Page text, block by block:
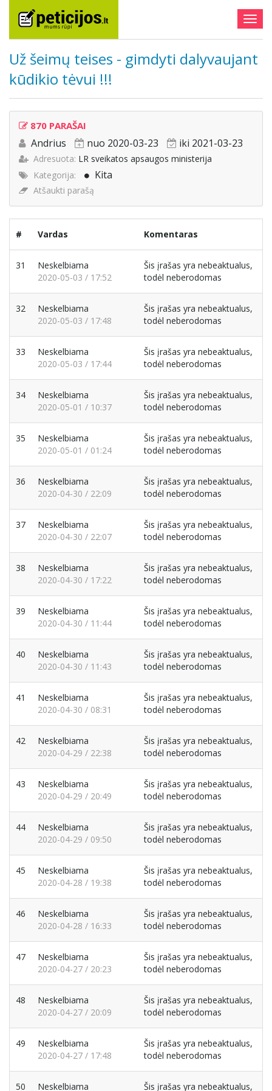
Už šeimų teises - gimdyti dalyvaujant
kūdikio tėvui !!!
870 PARAŠAI
Andrius nuo 2020-03-23 iki 2021-03-23
Adresuota: LR sveikatos apsaugos ministerija
Kategorija:
Kita
Atšaukti parašą
# Vardas Komentaras
31
Neskelbiama
2020-05-03 / 17:52
Šis įrašas yra nebeaktualus,
todėl neberodomas
32
Neskelbiama
2020-05-03 / 17:48
Šis įrašas yra nebeaktualus,
todėl neberodomas
33
Neskelbiama
2020-05-03 / 17:44
Šis įrašas yra nebeaktualus,
todėl neberodomas
34
Neskelbiama
2020-05-01 / 10:37
Šis įrašas yra nebeaktualus,
todėl neberodomas
35
Neskelbiama
2020-05-01 / 01:24
Šis įrašas yra nebeaktualus,
todėl neberodomas
36
Neskelbiama
2020-04-30 / 22:09
Šis įrašas yra nebeaktualus,
todėl neberodomas
37
Neskelbiama
2020-04-30 / 22:07
Šis įrašas yra nebeaktualus,
todėl neberodomas
38
Neskelbiama
2020-04-30 / 17:22
Šis įrašas yra nebeaktualus,
todėl neberodomas
39
Neskelbiama
2020-04-30 / 11:44
Šis įrašas yra nebeaktualus,
todėl neberodomas
40
Neskelbiama
2020-04-30 / 11:43
Šis įrašas yra nebeaktualus,
todėl neberodomas
41
Neskelbiama
2020-04-30 / 08:31
Šis įrašas yra nebeaktualus,
todėl neberodomas
42
Neskelbiama
2020-04-29 / 22:38
Šis įrašas yra nebeaktualus,
todėl neberodomas
43
Neskelbiama
2020-04-29 / 20:49
Šis įrašas yra nebeaktualus,
todėl neberodomas
44
Neskelbiama
2020-04-29 / 09:50
Šis įrašas yra nebeaktualus,
todėl neberodomas
45
Neskelbiama
2020-04-28 / 19:38
Šis įrašas yra nebeaktualus,
todėl neberodomas
46
Neskelbiama
2020-04-28 / 16:33
Šis įrašas yra nebeaktualus,
todėl neberodomas
47
Neskelbiama
2020-04-27 / 20:23
Šis įrašas yra nebeaktualus,
todėl neberodomas
48
Neskelbiama
2020-04-27 / 20:09
Šis įrašas yra nebeaktualus,
todėl neberodomas
49
Neskelbiama
2020-04-27 / 17:48
Šis įrašas yra nebeaktualus,
todėl neberodomas
50 Neskelbiama Šis įrašas yra nebeaktualus,